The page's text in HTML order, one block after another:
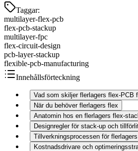
Taggar:
multilayer-flex-pcb
flex-pcb-stackup
multilayer-fpc
flex-circuit-design
pcb-layer-stackup
flexible-pcb-manufacturing
Innehållsförteckning
Vad som skiljer flerlagers flex-PCB
När du behöver flerlagers flex
Anatomin hos en flerlagers flex-
Designregler för stack-up och
Tillverkningsprocessen för
Kostnadsdrivare och